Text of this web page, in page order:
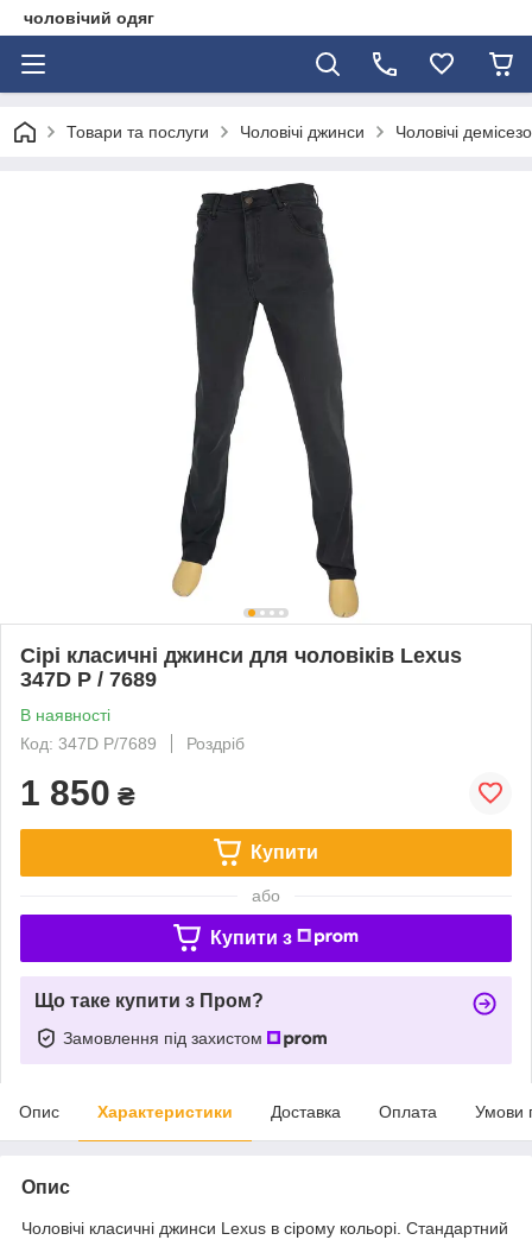
чоловічий одяг
Товари та послуги Чоловічі джинси Чоловічі
Сірі класичні джинси для чоловіків Lexus
347D P / 7689
В наявності
Код: 347D P/7689
Роздріб
1 850 ₴
Купити
або
Купити з
Що таке купити з Пром?
Замовлення під захистом
Опис Характеристики Доставка Оплата Умови
Опис
Чоловічі класичні джинси Lexus в сірому кольорі. Стандартний